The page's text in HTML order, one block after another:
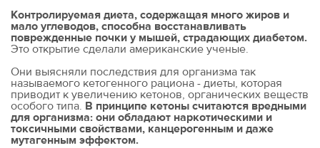
Контролируемая диета, содержащая много жиров и
мало углеводов, способна восстанавливать
поврежденные почки у мышей, страдающих диабетом.
Это открытие сделали американские ученые.
Они выясняли последствия для организма так
называемого кетогенного рациона - диеты, которая
приводит к увеличению кетонов, органических веществ
особого типа. В принципе кетоны считаются вредными
для организма: они обладают наркотическими и
токсичными свойствами, канцерогенным и даже
мутагенным эффектом.